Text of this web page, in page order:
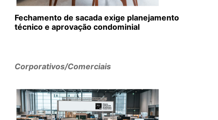
Fechamento de sacada exige planejamento
técnico e aprovação condominial
Corporativos/Comerciais